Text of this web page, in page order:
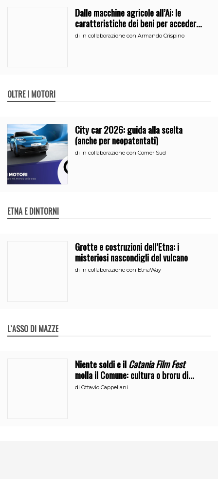
Dalle macchine agricole all’Ai: le
caratteristiche dei beni per accedere
all’iperammortamento
di in collaborazione con Armando Crispino
OLTRE I MOTORI
City car 2026: guida alla scelta
(anche per neopatentati)
di in collaborazione con Comer Sud
ETNA E DINTORNI
Grotte e costruzioni dell’Etna: i
misteriosi nascondigli del vulcano
di in collaborazione con EtnaWay
L`ASSO DI MAZZE
Niente soldi e ilCatania Film Fest
molla il Comune: cultura o broru di
ciciri?
diOttavio Cappellani